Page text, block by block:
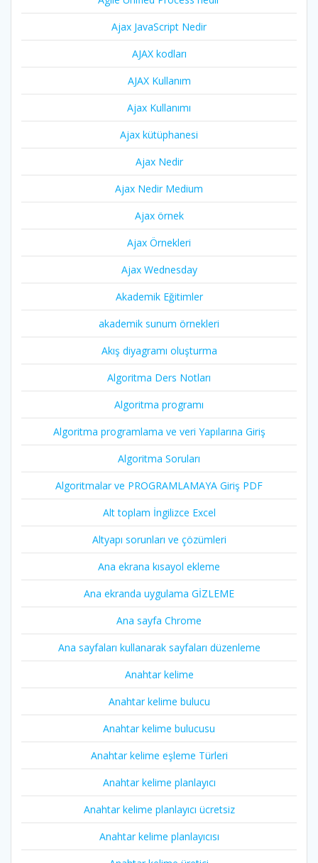
Ajax JavaScript Nedir
AJAX kodları
AJAX Kullanım
Ajax Kullanımı
Ajax kütüphanesi
Ajax Nedir
Ajax Nedir Medium
Ajax örnek
Ajax Örnekleri
Ajax Wednesday
Akademik Eğitimler
akademik sunum örnekleri
Akış diyagramı oluşturma
Algoritma Ders Notları
Algoritma programı
Algoritma programlama ve veri Yapılarına Giriş
Algoritma Soruları
Algoritmalar ve PROGRAMLAMAYA Giriş PDF
Alt toplam İngilizce Excel
Altyapı sorunları ve çözümleri
Ana ekrana kısayol ekleme
Ana ekranda uygulama GİZLEME
Ana sayfa Chrome
Ana sayfaları kullanarak sayfaları düzenleme
Anahtar kelime
Anahtar kelime bulucu
Anahtar kelime bulucusu
Anahtar kelime eşleme Türleri
Anahtar kelime planlayıcı
Anahtar kelime planlayıcı ücretsiz
Anahtar kelime planlayıcısı